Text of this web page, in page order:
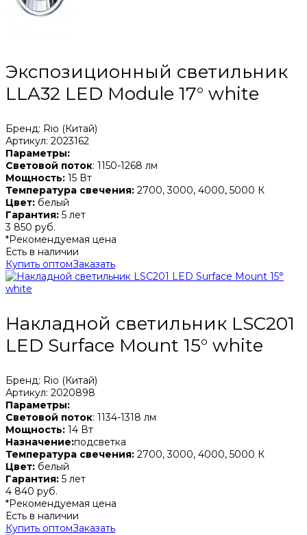
Экспозиционный светильник
LLA32 LED Module 17° white
Бренд: Rio (Китай)
Артикул: 2023162
Параметры:
Световой поток: 1150-1268 лм
Мощность: 15 Вт
Температура свечения: 2700, 3000, 4000, 5000 К
Цвет: белый
Гарантия: 5 лет
3 850 руб.
*Рекомендуемая цена
Есть в наличии
Купить оптомЗаказать
Накладной светильник LSC201
LED Surface Mount 15° white
Бренд: Rio (Китай)
Артикул: 2020898
Параметры:
Световой поток: 1134-1318 лм
Мощность: 14 Вт
Назначение:подсветка
Температура свечения: 2700, 3000, 4000, 5000 К
Цвет: белый
Гарантия: 5 лет
4 840 руб.
*Рекомендуемая цена
Есть в наличии
Купить оптомЗаказать